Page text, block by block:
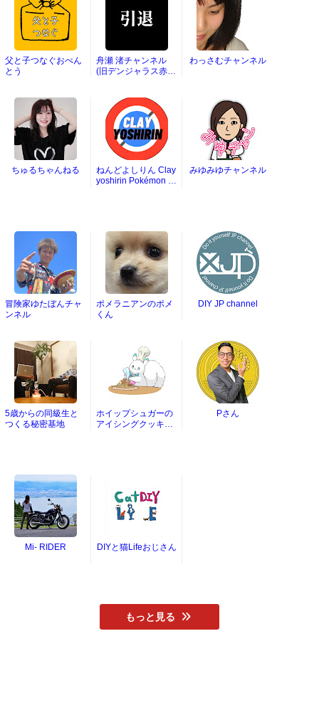
父と子つなぐおべん
とう
舟瀬 渚チャンネル
(旧デンジャラス赤
わっさむチャンネル
ちゅるちゃんねる
ねんどよしりん Clay
yoshirin Pokémon Cl
みゆみゆチャンネル
冒険家ゆたぼんチャ
ンネル
ポメラニアンのポメ
くん
DIY JP channel
5歳からの同級生と
つくる秘密基地
ホイップシュガーの
アイシングクッキー
Pさん
Mi- RIDER DIYと猫Lifeおじさん
もっと見る